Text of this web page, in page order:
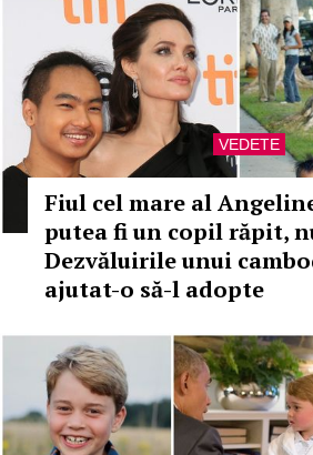
VEDETE
Fiul cel mare al
putea fi un copil răpit,
Dezvăluirile unui
ajutat-o să-l adopte